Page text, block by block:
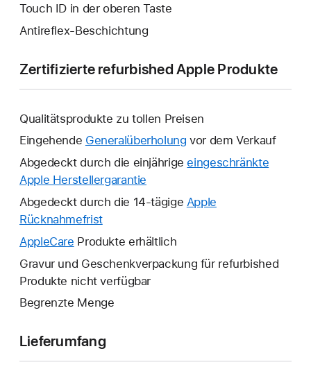
Touch ID in der oberen Taste
Antireflex-Beschichtung
Zertifizierte refurbished Apple Produkte
Qualitätsprodukte zu tollen Preisen
Eingehende Generalüberholung vor dem Verkauf
Abgedeckt durch die einjährige eingeschränkte
Apple Herstellergarantie
neues
geöffnet.
Abgedeckt durch die 14-tägige Apple
RücknahmefristEin
neues
wird
geöffnet.
AppleCare Ein
neues
Fenster
geöffnet.
Produkte erhältlich
Gravur und Geschenkverpackung für refurbished
Produkte nicht verfügbar
Begrenzte Menge
Lieferumfang